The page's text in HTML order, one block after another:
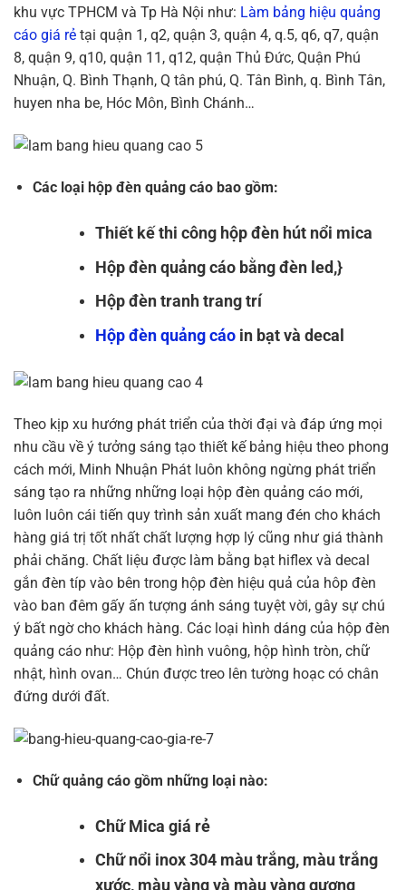
khu vực TPHCM và Tp Hà Nội như: Làm bảng hiệu quảng
cáo giá rẻ tại quận 1, q2, quận 3, quận 4, q.5, q6, q7, quận
8, quận 9, q10, quận 11, q12, quận Thủ Đức, Quận Phú
Nhuận, Q. Bình Thạnh, Q tân phú, Q. Tân Bình, q. Bình Tân,
huyen nha be, Hóc Môn, Bình Chánh…
Các loại hộp đèn quảng cáo bao gồm:
Thiết kế thi công hộp đèn hút nổi mica
Hộp đèn quảng cáo bằng đèn led,}
Hộp đèn tranh trang trí
Hộp đèn quảng cáoin bạt và decal
Theo kịp xu hướng phát triển của thời đại và đáp ứng mọi
nhu cầu về ý tưởng sáng tạo thiết kế bảng hiệu theo phong
cách mới, Minh Nhuận Phát luôn không ngừng phát triển
sáng tạo ra những những loại hộp đèn quảng cáo mới,
luôn luôn cái tiến quy trình sản xuất mang đén cho khách
hàng giá trị tốt nhất chất lượng hợp lý cũng như giá thành
phải chăng. Chất liệu được làm bằng bạt hiflex và decal
gắn đèn típ vào bên trong hộp đèn hiệu quả của hôp đèn
vào ban đêm gấy ấn tượng ánh sáng tuyệt vời, gây sự chú
ý bất ngờ cho khách hàng. Các loại hình dáng của hộp đèn
quảng cáo như: Hộp đèn hình vuông, hộp hình tròn, chữ
nhật, hình ovan… Chún được treo lên tường hoạc có chân
đứng dưới đất.
Chữ quảng cáo gồm những loại nào:
Chữ Mica giá rẻ
Chữ nổi inox 304 màu trắng, màu trắng
xước, màu vàng và màu vàng gương